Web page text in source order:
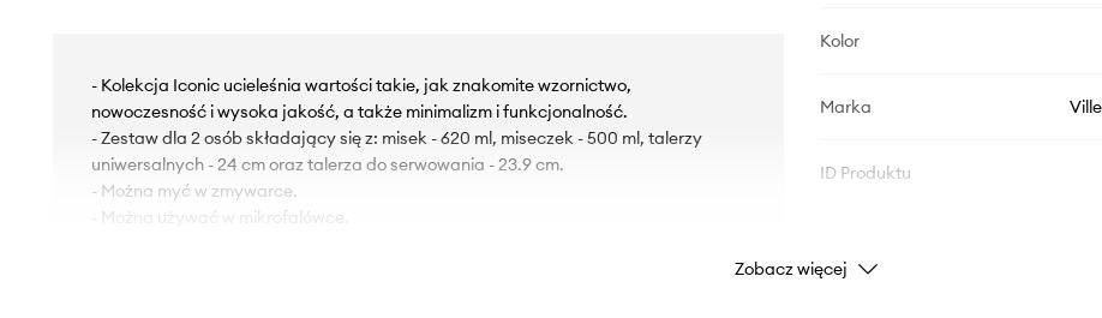
- Kolekcja Iconic ucieleśnia wartości takie, jak znakomite wzornictwo,
nowoczesność i wysoka jakość, a także minimalizm i funkcjonalność.
- Zestaw dla 2 osób składający się z: misek - 620 ml, miseczek - 500 ml, talerzy
uniwersalnych - 24 cm oraz talerza do serwowania - 23.9 cm.
- Można myć w zmywarce.
- Można używać w mikrofalówce.
Kolor
Marka
ID Produktu
Zobacz więcej